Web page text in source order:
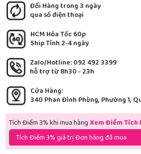
Đổi Hàng trong 3 ngày
qua số điện thoại
HCM Hỏa Tốc 60p
Ship Tỉnh 2-4 ngày
Zalo/Hotline: 092 492 3399
hỗ trợ từ 8h30 - 23h
Cửa Hàng:
340 Phan Đình Phùng, Phường 1,
Tích Điểm 3% khi mua hàng Xem Điểm Tích
Tích Điểm 3% giá trị Đơn hàng đã mua